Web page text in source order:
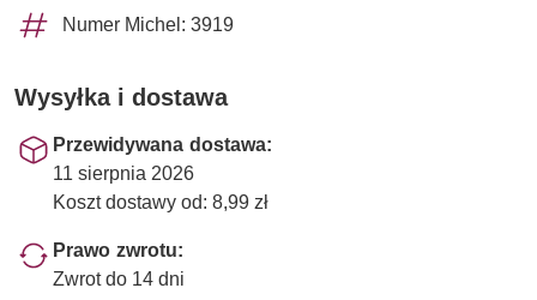
Numer Michel: 3919
Wysyłka i dostawa
Przewidywana dostawa:
11 sierpnia 2026
Koszt dostawy od: 8,99 zł
Prawo zwrotu:
Zwrot do 14 dni